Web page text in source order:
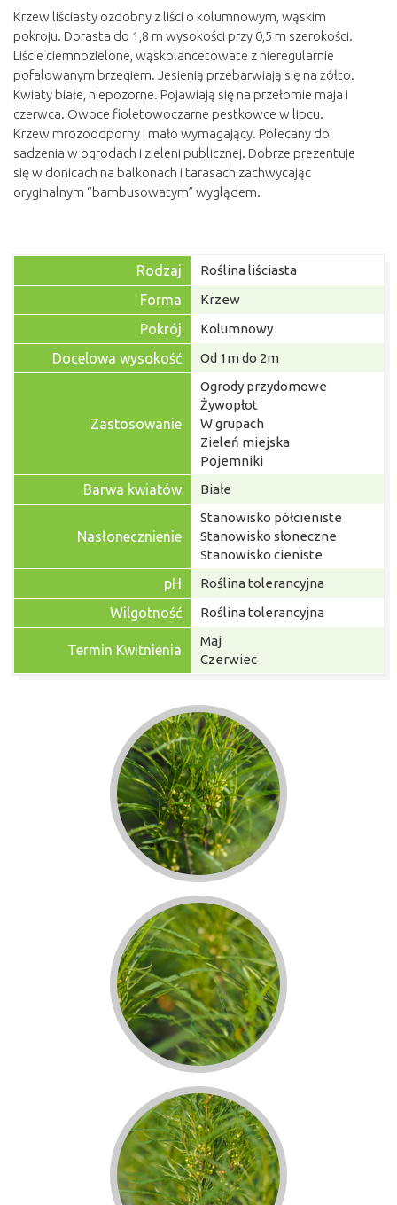
Krzew liściasty ozdobny z liści o kolumnowym, wąskim
pokroju. Dorasta do 1,8 m wysokości przy 0,5 m szerokości.
Liście ciemnozielone, wąskolancetowate z nieregularnie
pofalowanym brzegiem. Jesienią przebarwiają się na żółto.
Kwiaty białe, niepozorne. Pojawiają się na przełomie maja i
czerwca. Owoce fioletowoczarne pestkowce w lipcu.
Krzew mrozoodporny i mało wymagający. Polecany do
sadzenia w ogrodach i zieleni publicznej. Dobrze prezentuje
się w donicach na balkonach i tarasach zachwycając
oryginalnym ‘’bambusowatym” wyglądem.
Rodzaj Roślina liściasta
Forma Krzew
Pokrój Kolumnowy
Docelowa wysokość Od 1m do 2m
Zastosowanie
Ogrody przydomowe
Żywopłot
W grupach
Zieleń miejska
Pojemniki
Barwa kwiatów Białe
Nasłonecznienie
Stanowisko półcieniste
Stanowisko słoneczne
Stanowisko cieniste
pH Roślina tolerancyjna
Wilgotność Roślina tolerancyjna
Termin Kwitnienia
Maj
Czerwiec